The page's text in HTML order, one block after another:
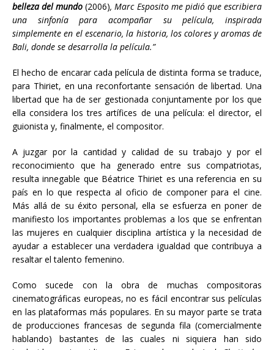
belleza del mundo (2006), Marc Esposito me pidió que escribiera
una sinfonía para acompañar su película, inspirada
simplemente en el escenario, la historia, los colores y aromas de
Bali, donde se desarrolla la película.”
El hecho de encarar cada película de distinta forma se traduce,
para Thiriet, en una reconfortante sensación de libertad. Una
libertad que ha de ser gestionada conjuntamente por los que
ella considera los tres artífices de una película: el director, el
guionista y, finalmente, el compositor.
A juzgar por la cantidad y calidad de su trabajo y por el
reconocimiento que ha generado entre sus compatriotas,
resulta innegable que Béatrice Thiriet es una referencia en su
país en lo que respecta al oficio de componer para el cine.
Más allá de su éxito personal, ella se esfuerza en poner de
manifiesto los importantes problemas a los que se enfrentan
las mujeres en cualquier disciplina artística y la necesidad de
ayudar a establecer una verdadera igualdad que contribuya a
resaltar el talento femenino.
Como sucede con la obra de muchas compositoras
cinematográficas europeas, no es fácil encontrar sus películas
en las plataformas más populares. En su mayor parte se trata
de producciones francesas de segunda fila (comercialmente
hablando) bastantes de las cuales ni siquiera han sido